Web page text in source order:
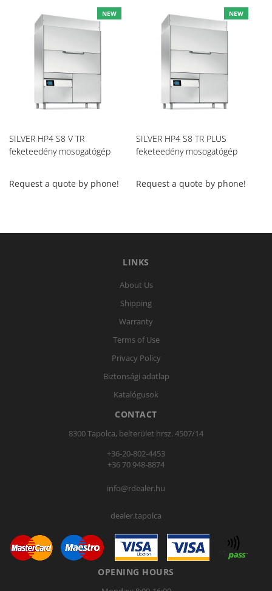
NEW
SILVER HP4 S8 V TR
feketeedény mosogatógép
Request a quote by phone!
NEW
SILVER HP4 S8 TR PLUS
feketeedény mosogatógép
Request a quote by phone!
LINKS
About Us
Shipping
Warranty
Terms of Use
Privacy Policy
Biztonsági adatlap
Katalógusok
CONTACT
8300 Tapolca, belterület hrsz. 4507/14
+36-20-802-4453
+36 70 948-8874
info@rdealer.hu
dealer.tapolca
OPENING HOURS